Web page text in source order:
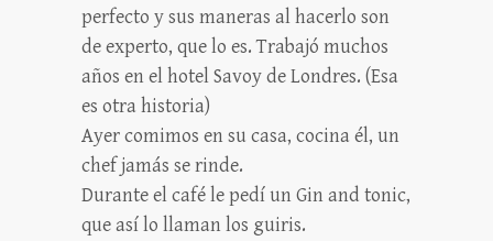
perfecto y sus maneras al hacerlo son
de experto, que lo es. Trabajó muchos
años en el hotel Savoy de Londres. (Esa
es otra historia)
Ayer comimos en su casa, cocina él, un
chef jamás se rinde.
Durante el café le pedí un Gin and tonic,
que así lo llaman los guiris.